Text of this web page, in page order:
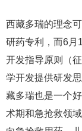
西藏多瑞的理念
研药专利，而6月
开发指导原则（
学开发提供研发
藏多瑞也是一个
术期和急抢救领